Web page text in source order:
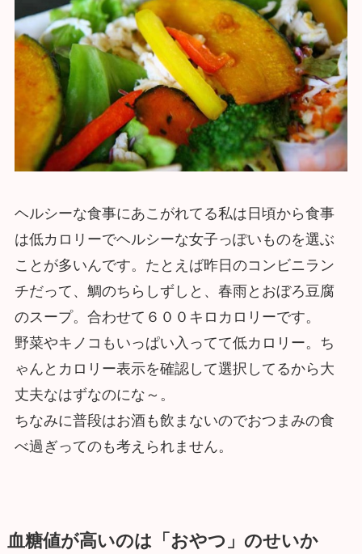
ヘルシーな食事にあこがれてる私は日頃から食事
は低カロリーでヘルシーな女子っぽいものを選ぶ
ことが多いんです。たとえば昨日のコンビニラン
チだって、鯛のちらしずしと、春雨とおぼろ豆腐
のスープ。合わせて６００キロカロリーです。
野菜やキノコもいっぱい入ってて低カロリー。ち
ゃんとカロリー表示を確認して選択してるから大
丈夫なはずなのにな～。
ちなみに普段はお酒も飲まないのでおつまみの食
べ過ぎってのも考えられません。
血糖値が高いのは「おやつ」のせいか